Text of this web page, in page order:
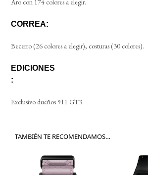
Aro con 174 colores a elegir.
CORREA:
Becerro (26 colores a elegir), costuras (30 colores).
EDICIONES
:
Exclusivo dueños 911 GT3.
TAMBIÉN TE RECOMENDAMOS…